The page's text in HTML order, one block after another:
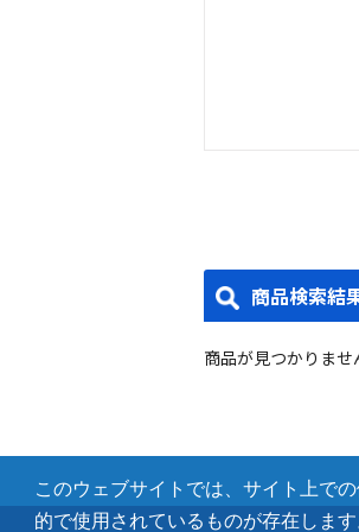
このウェブサイトでは、サイト上で
的で使用されているものが存在します
商品検索結
商品が見つかりませ